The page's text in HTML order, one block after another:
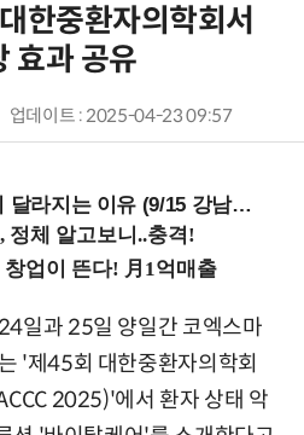
한중환자의학회서
효과 공유
업데이트 : 2025-04-23 09:57
라지는 이유 (9/15 강남역)
일과 25일 양일간 코엑스마
'제45회 대한중환자의학회
2025)'에서 환자 상태 악